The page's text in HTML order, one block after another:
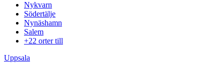
Nykvarn
Södertälje
Nynäshamn
Salem
+22 orter till
Uppsala